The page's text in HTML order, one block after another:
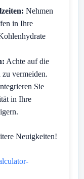
Nehmen
in Ihre
Achte auf die
zu vermeiden.
Sie
in Ihre
Neuigkeiten!